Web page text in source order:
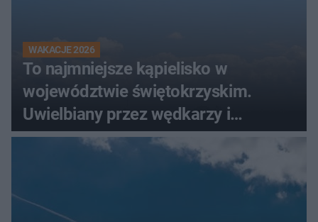
WAKACJE 2026
To najmniejsze kąpielisko w
województwie świętokrzyskim.
Uwielbiany przez wędkarzy i
turystów